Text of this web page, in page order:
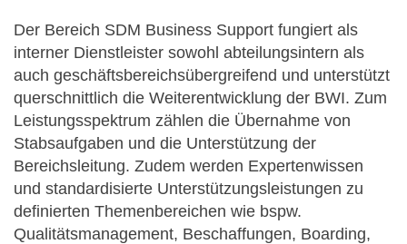
​Der Bereich SDM Business Support fungiert als
interner Dienstleister sowohl abteilungsintern als
auch geschäftsbereichsübergreifend und unterstützt
querschnittlich die Weiterentwicklung der BWI. Zum
Leistungsspektrum zählen die Übernahme von
Stabsa​ufgaben und die Unterstützung der
Bereichsleitung. Zudem werden Expertenwissen
und standardisierte Unterstützungsleistungen zu
definierten Themenbereichen wie bspw.
Qualitätsmanagement, Beschaffungen, Boarding,